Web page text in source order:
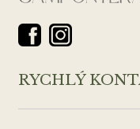
RYCHLÝ